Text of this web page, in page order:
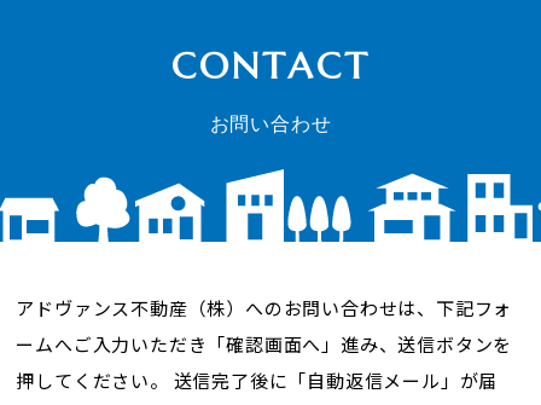
CONTACT
お問い合わせ
アドヴァンス不動産（株）へのお問い合わせは、下記フォ
ームへご入力いただき「確認画面へ」進み、送信ボタンを
押してください。
送信完了後に「自動返信メール」が届